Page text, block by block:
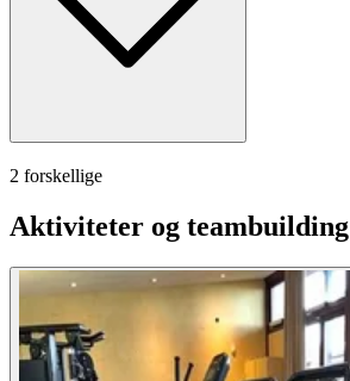
2 forskellige
Aktiviteter og teambuilding